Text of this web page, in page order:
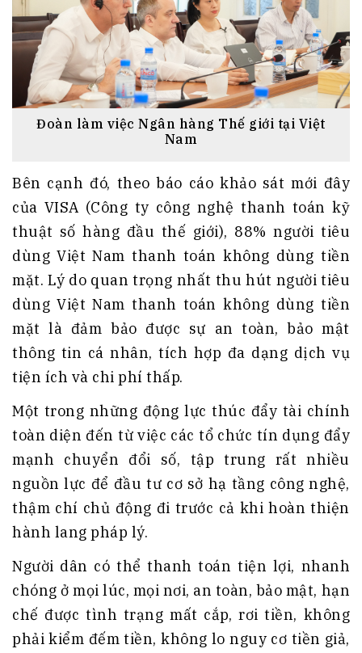
Đoàn làm việc Ngân hàng Thế giới tại Việt
Nam
Bên cạnh đó, theo báo cáo khảo sát mới đây
của VISA (Công ty công nghệ thanh toán kỹ
thuật số hàng đầu thế giới), 88% người tiêu
dùng Việt Nam thanh toán không dùng tiền
mặt. Lý do quan trọng nhất thu hút người tiêu
dùng Việt Nam thanh toán không dùng tiền
mặt là đảm bảo được sự an toàn, bảo mật
thông tin cá nhân, tích hợp đa dạng dịch vụ
tiện ích và chi phí thấp.
Một trong những động lực thúc đẩy tài chính
toàn diện đến từ việc các tổ chức tín dụng đẩy
mạnh chuyển đổi số, tập trung rất nhiều
nguồn lực để đầu tư cơ sở hạ tầng công nghệ,
thậm chí chủ động đi trước cả khi hoàn thiện
hành lang pháp lý.
Người dân có thể thanh toán tiện lợi, nhanh
chóng ở mọi lúc, mọi nơi, an toàn, bảo mật, hạn
chế được tình trạng mất cắp, rơi tiền, không
phải kiểm đếm tiền, không lo nguy cơ tiền giả,